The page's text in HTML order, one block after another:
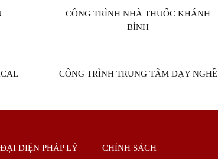
CÔNG TRÌNH NHÀ THUỐC KHÁNH
BÌNH
CÔNG TRÌNH TRUNG TÂM DẠY NGHỀ
DIỆN PHÁP LÝ CHÍNH SÁCH